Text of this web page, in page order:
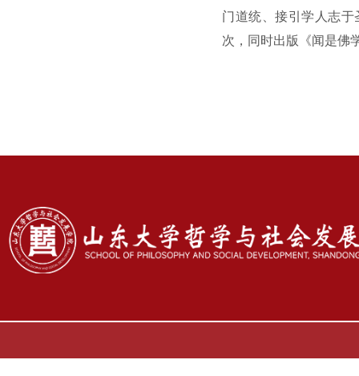
门道统、接引学人志
次，同时出版《闻是佛